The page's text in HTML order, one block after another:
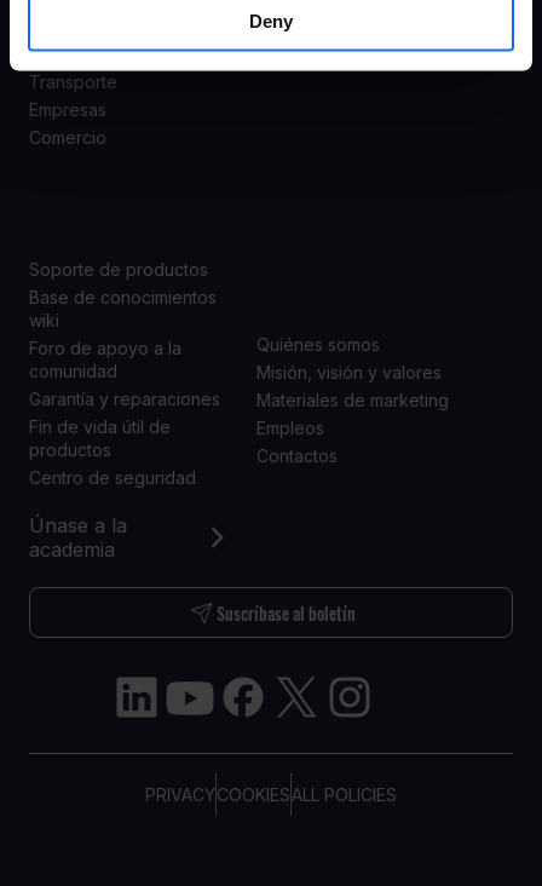
Deny
PRIVACYCOOKIESALL POLICIES
Únase a la
academia
Suscríbase al boletín
Ciudad inteligente
Transporte
Empresas
Comercio
Access points
Soporte de productos
Base de conocimientos
wiki
Foro de apoyo a la
comunidad
Garantía y reparaciones
Fin de vida útil de
productos
Centro de seguridad
Quiénes somos
Misión, visión y valores
Materiales de marketing
Empleos
Contactos